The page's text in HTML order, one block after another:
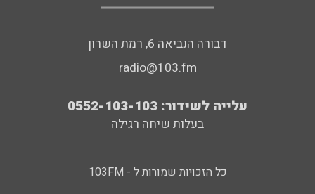
דבורה הנביאה 6, רמת השרון
radio@103.fm
עלייה לשידור: 0552-103-103
בעלות שיחה רגילה
כל הזכויות שמורות ל - 103FM